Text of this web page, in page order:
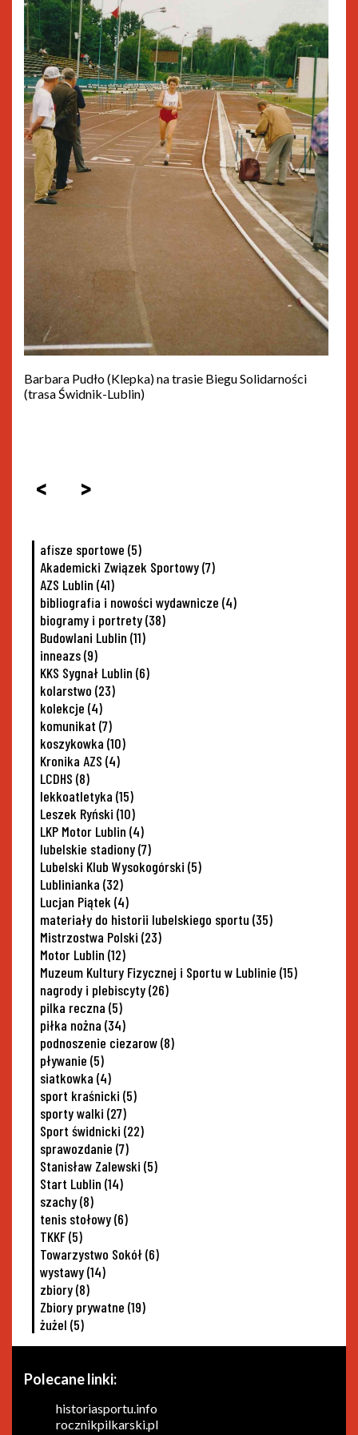
Barbara Pudło (Klepka) na trasie Biegu Solidarności
(trasa Świdnik-Lublin)
< >
afisze sportowe (5)
Akademicki Związek Sportowy(7)
AZS Lublin (41)
bibliografia i nowości wydawnicze (4)
biogramy i portrety(38)
Budowlani Lublin (11)
inneazs(9)
KKS Sygnał Lublin (6)
kolarstwo (23)
kolekcje (4)
komunikat (7)
koszykowka (10)
Kronika AZS (4)
LCDHS (8)
lekkoatletyka (15)
Leszek Ryński (10)
LKP Motor Lublin (4)
lubelskie stadiony(7)
Lubelski Klub Wysokogórski (5)
Lublinianka (32)
Lucjan Piątek (4)
materiały do historii lubelskiego sportu (35)
Mistrzostwa Polski (23)
Motor Lublin (12)
Muzeum Kultury Fizycznej i Sportu w Lublinie (15)
nagrody i plebiscyty(26)
pilka reczna (5)
piłka nożna (34)
podnoszenie ciezarow(8)
pływanie (5)
siatkowka (4)
sport kraśnicki (5)
sporty walki (27)
Sport świdnicki (22)
sprawozdanie (7)
Stanisław Zalewski (5)
Start Lublin (14)
szachy(8)
tenis stołowy(6)
TKKF(5)
Towarzystwo Sokół(6)
wystawy(14)
zbiory(8)
Zbiory prywatne (19)
żużel (5)
Polecane linki:
historiasportu.info
rocznikpilkarski.pl